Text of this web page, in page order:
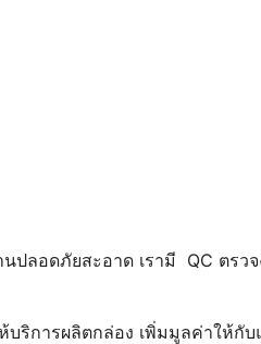
นปลอดภัยสะอาด เรามี QC ต
การผลิตกล่อง เพิ่มมูลค่าให้กั